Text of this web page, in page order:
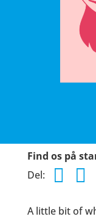
Find os på
Del:
A little bit of